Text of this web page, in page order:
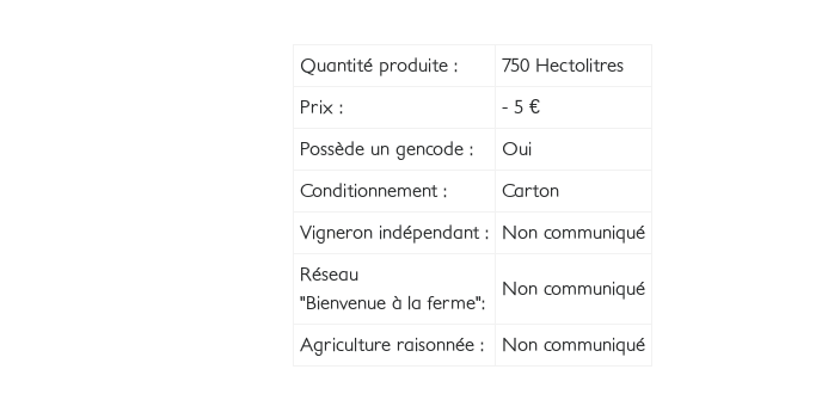
Quantité produite : 750 Hectolitres
Prix : - 5 €
Possède un gencode : Oui
Conditionnement : Carton
Vigneron indépendant : Non communiqué
Réseau
"Bienvenue à la ferme":
Non communiqué
Agriculture raisonnée : Non communiqué